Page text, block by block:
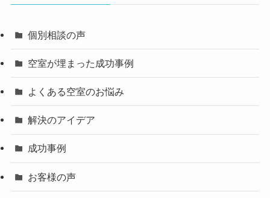
個別相談の声
空室が埋まった成功事例
よくある空室のお悩み
解決のアイデア
成功事例
お客様の声